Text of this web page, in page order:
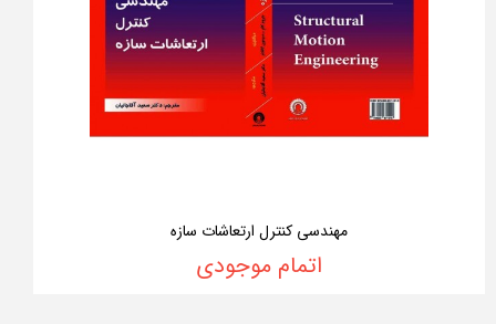
مهندسی کنترل ارتعاشات سازه
اتمام موجودی